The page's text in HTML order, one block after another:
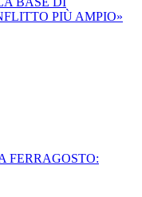
PIÙ AMPIO»
FERRAGOSTO: